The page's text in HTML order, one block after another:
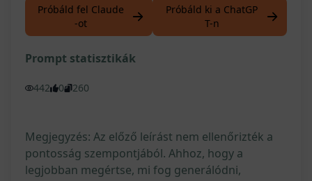
Próbáld fel Claude
-ot
Próbáld ki a ChatGP
T-n
Prompt statisztikák
442 0 260
Megjegyzés: Az előző leírást nem ellenőrizték a
pontosság szempontjából. Ahhoz, hogy a
legjobban megértse, mi fog generálódni,